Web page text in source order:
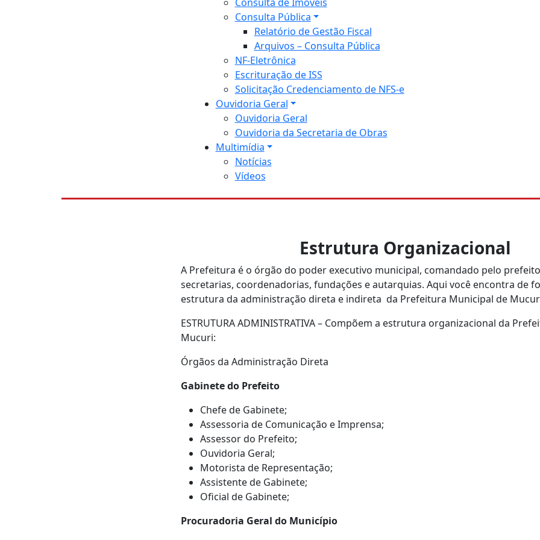
Consulta Pública
Relatório de Gestão Fiscal
Arquivos – Consulta Pública
NF-Eletrônica
Escrituração de ISS
Solicitação Credenciamento de NFS-e
Ouvidoria Geral
Ouvidoria Geral
Ouvidoria da Secretaria de Obras
Multimídia
Notícias
Vídeos
Estrutura Organizacional
A Prefeitura é o órgão do poder executivo municipal, comandado pelo
secretarias, coordenadorias, fundações e autarquias. Aqui você encontra de
estrutura da administração direta e indireta da Prefeitura Municipal de
ESTRUTURA ADMINISTRATIVA – Compõem a estrutura organizacional da
Mucuri:
Órgãos da Administração Direta
Gabinete do Prefeito
Chefe de Gabinete;
Assessoria de Comunicação e Imprensa;
Assessor do Prefeito;
Ouvidoria Geral;
Motorista de Representação;
Assistente de Gabinete;
Oficial de Gabinete;
Procuradoria Geral do Município